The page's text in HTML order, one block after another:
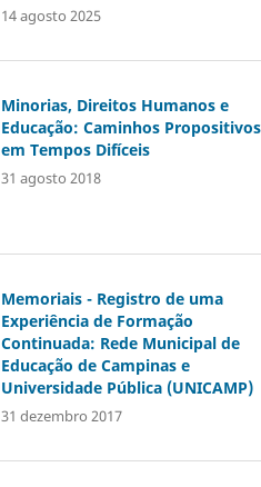
14 agosto 2025
Minorias, Direitos Humanos e
Educação: Caminhos Propositivos
em Tempos Difíceis
31 agosto 2018
Memoriais - Registro de uma
Experiência de Formação
Continuada: Rede Municipal de
Educação de Campinas e
Universidade Pública (UNICAMP)
31 dezembro 2017